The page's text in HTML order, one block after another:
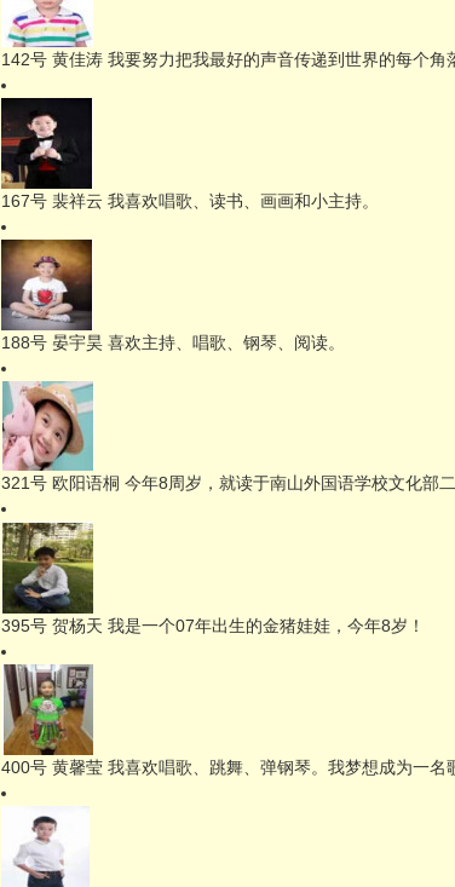
142号 黄佳涛 我要努力把我最好的声音传递到世界的每个角
167号 裴祥云 我喜欢唱歌、读书、画画和小主持。
188号 晏宇昊 喜欢主持、唱歌、钢琴、阅读。
321号 欧阳语桐 今年8周岁，就读于南山外国语学校文化部二
395号 贺杨天 我是一个07年出生的金猪娃娃，今年8岁！
400号 黄馨莹 我喜欢唱歌、跳舞、弹钢琴。我梦想成为一名